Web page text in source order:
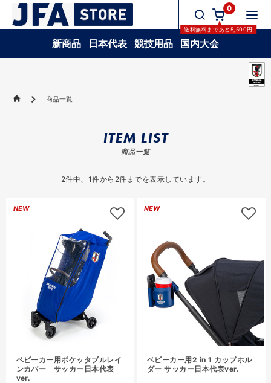
0
送料無料まであと 5,500円
新商品 日本代表 競技用品 国内大会
商品一覧
ITEM LIST
商品一覧
2件中、 1件から 2件までを表示しています。
NEW
ベビーカー用ポケッタブルレイ
ンカバー サッカー日本代表
ver.
NEW
ベビーカー用2 in 1 カップホル
ダー サッカー日本代表ver.